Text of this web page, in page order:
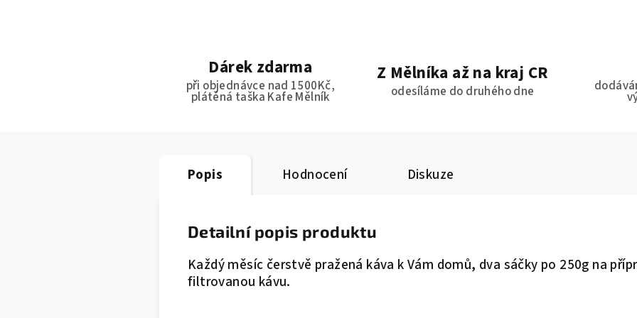
Dárek zdarma
při objednávce nad 1500Kč,
plátěná taška Kafe Mělník
Z Mělníka až na kraj ČR
odesíláme do druhého dne
Popis Hodnocení Diskuze
Detailní popis produktu
Každý měsíc čerstvě pražená káva k Vám domů, dva sáčky po 250g na
filtrovanou kávu.